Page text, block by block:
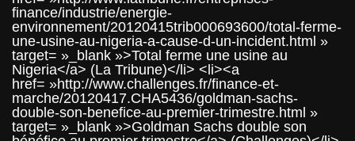
finance/industrie/energie-
environnement/20120415trib000693600/total-ferme-
une-usine-au-nigeria-a-cause-d-un-incident.html »
target= »_blank »>Total ferme une usine au
Nigeria</a> (La Tribune)</li> <li><a
href= »http://www.challenges.fr/finance-et-
marche/20120417.CHA5436/goldman-sachs-
double-son-benefice-au-premier-trimestre.html »
target= »_blank »>Goldman Sachs double son